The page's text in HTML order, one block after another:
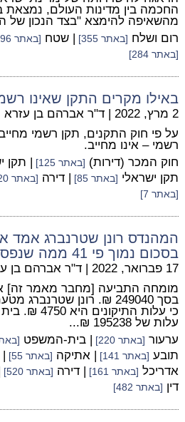
החכמה בין מדינות העולם, נמצאת
מהשאיפה להימצא "בצד הנכון של
רום ושלח [באתר 355] | שטח [באתר 396]
[באתר 284]
באילו מקרים התקן שאינו
2 מרץ, 2022 | ד"ר אברהם בן עזרא
על פי חוק התקנים, תקן רשמי מחייב
רשמי – אינו מחייב.
חוק המכר (דירות) [באתר 125] | תקן
תקן ישראלי [באתר 85] | דירה [באתר 520]
[באתר 7]
המהנדס רונן שטרנברג אמד
בסכום נמוך פי 41 ממה שנפסק
17 פברואר, 2022 | ד"ר אברהם בן
מומחה התביעה [מחבר מאמר זה]
בסך 249040 ₪. רונן
כי עלות
עלות של 195238 ₪...
ערעור [באתר 220] | בית-המשפט [באתר
תובע [באתר 141] | אתיקה [באתר 55]
אדריכל [באתר 161] | דירה [באתר 520]
דין [באתר 482]